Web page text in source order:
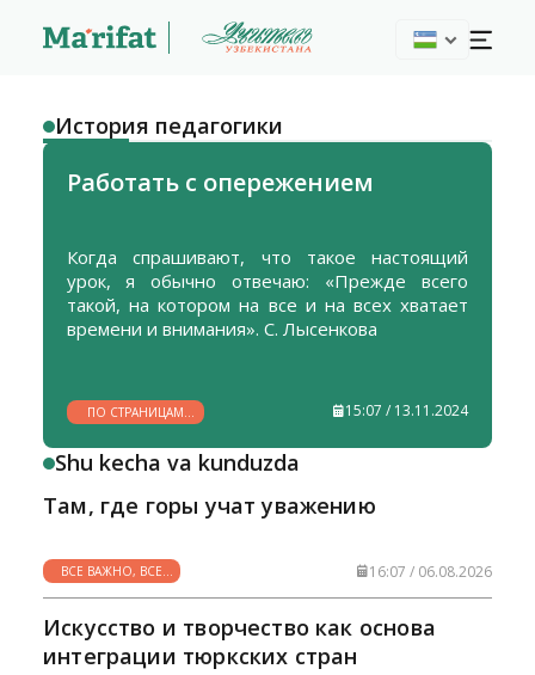
История педагогики
Работать с опережением
Когда спрашивают, что такое настоящий
урок, я обычно отвечаю: «Прежде всего
такой, на котором на все и на всех хватает
времени и внимания». С. Лысенкова
ПО СТРАНИЦАМ
ИСТОРИИ
15:07 / 13.11.2024
Shu kecha va kunduzda
Там, где горы учат уважению
ВСЕ ВАЖНО, ВСЕ
НУЖНО
16:07 / 06.08.2026
Искусство и творчество как основа
интеграции тюркских стран